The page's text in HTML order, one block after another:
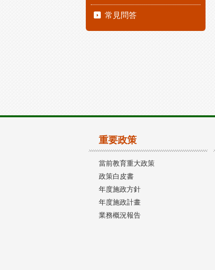
常見問答
重要政策
當前教育重大政策
政策白皮書
年度施政方針
年度施政計畫
業務概況報告